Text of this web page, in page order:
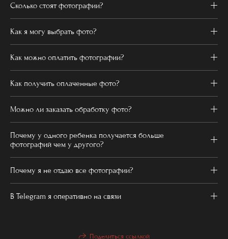
Сколько стоят фотографии?
Как я могу выбрать фото?
Как можно оплатить фотографии?
Как получить оплаченные фото?
Можно ли заказать обработку фото?
Почему у одного ребенка получается больше
фотографий чем у другого?
Почему я не отдаю все фотографии?
В Telegram я оперативно на связи
Поделиться ссылкой